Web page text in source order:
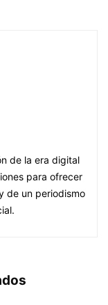
de la era digital
para ofrecer
de un periodismo